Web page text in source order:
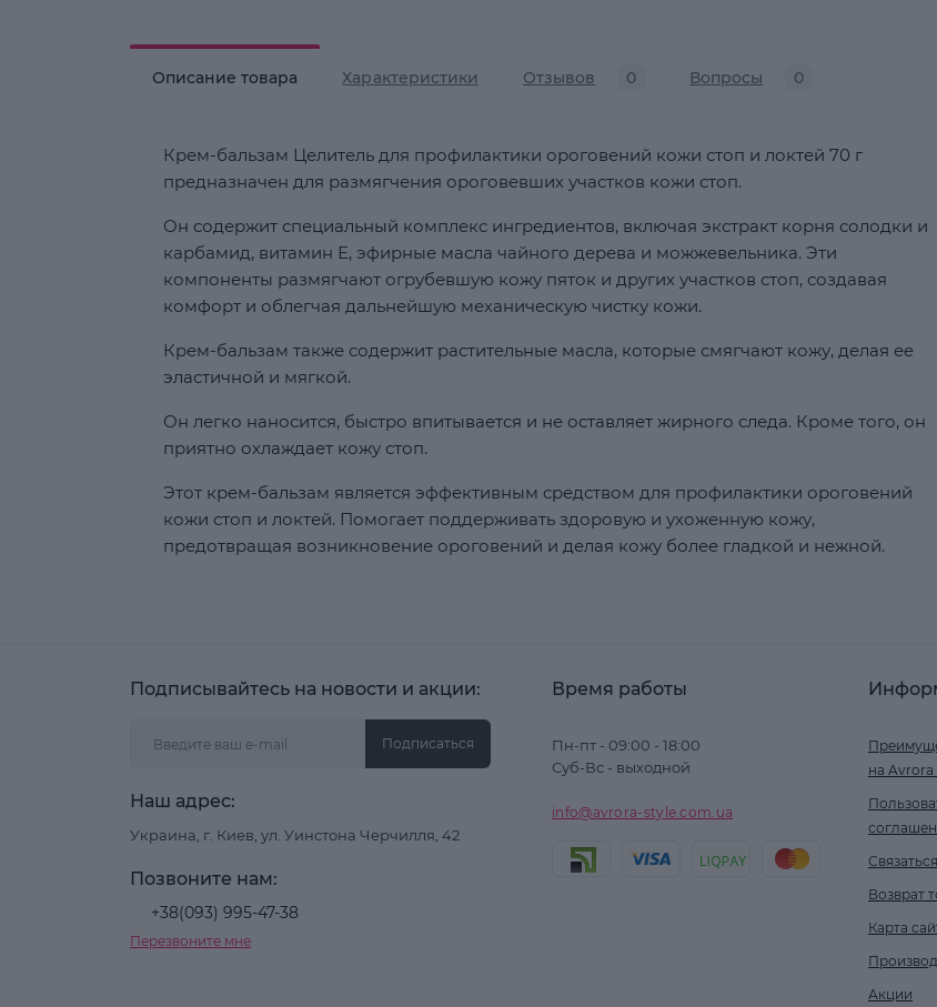
Описание товара Характеристики Отзывов 0 Вопросы 0
Крем-бальзам Целитель для профилактики ороговений кожи стоп и локтей 70 г
предназначен для размягчения ороговевших участков кожи стоп.
Он содержит специальный комплекс ингредиентов, включая экстракт корня солодки и
карбамид, витамин Е, эфирные масла чайного дерева и можжевельника. Эти
компоненты размягчают огрубевшую кожу пяток и других участков стоп, создавая
комфорт и облегчая дальнейшую механическую чистку кожи.
Крем-бальзам также содержит растительные масла, которые смягчают кожу, делая ее
эластичной и мягкой.
Он легко наносится, быстро впитывается и не оставляет жирного следа. Кроме того, он
приятно охлаждает кожу стоп.
Этот крем-бальзам является эффективным средством для профилактики ороговений
кожи стоп и локтей. Помогает поддерживать здоровую и ухоженную кожу,
предотвращая возникновение ороговений и делая кожу более гладкой и нежной.
Подписывайтесь на новости и акции:
Подписаться
Наш адрес:
Украина, г. Киев, ул. Уинстона Черчилля, 42
Позвоните нам:
+38(093) 995-47-38
Перезвоните мне
Время работы
Пн-пт - 09:00 - 18:00
Суб-Вс - выходной
info@avrora-style.com.ua
на Avrora
Возврат
Карта
Акции